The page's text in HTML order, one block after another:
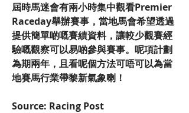
屆時馬迷會有兩小時集中觀看Premier
Raceday舉辦賽事，當地馬會希望透過
提供簡單啲嘅賽績資料，讓較少觀賽經
驗嘅觀察可以易啲參與賽事。呢項計劃
為期兩年，且看呢個方法可唔可以為當
地賽馬行業帶黎新氣象喇！
Source: Racing Post